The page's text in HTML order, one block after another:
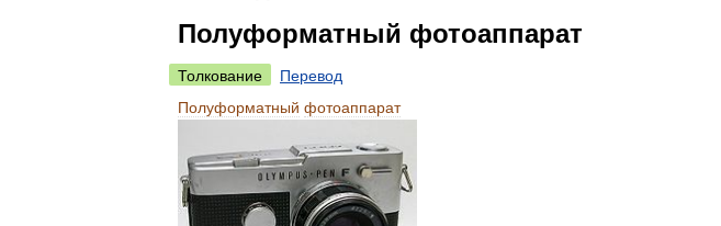
Полуформатный фотоаппарат
Толкование
Перевод
Полуформатный фотоаппарат